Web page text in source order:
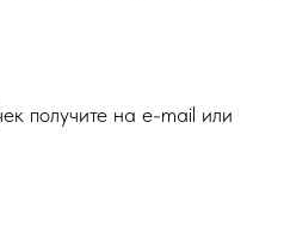
получите на e-mail или